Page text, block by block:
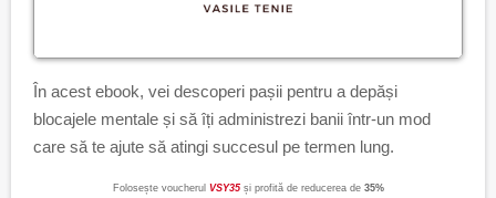
În acest ebook, vei descoperi pașii pentru a depăși
blocajele mentale și să îți administrezi banii într-un mod
care să te ajute să atingi succesul pe termen lung.
Folosește voucherul VSY35 și profită de reducerea de 35%